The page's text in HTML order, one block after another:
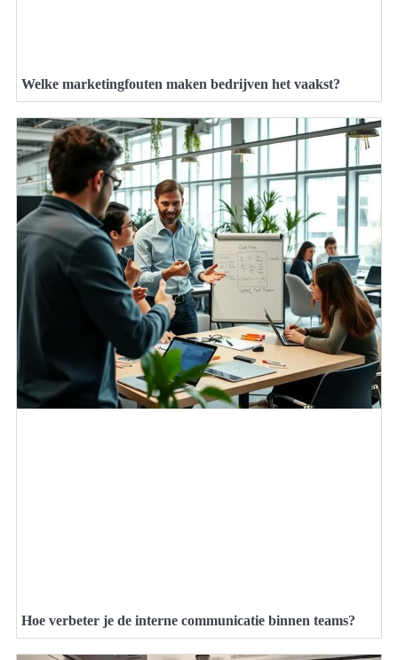
Welke marketingfouten maken bedrijven het vaakst?
Hoe verbeter je de interne communicatie binnen teams?